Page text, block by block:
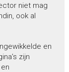
niet mag
ook al
en
zijn